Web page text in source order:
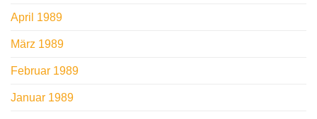
April 1989
März 1989
Februar 1989
Januar 1989